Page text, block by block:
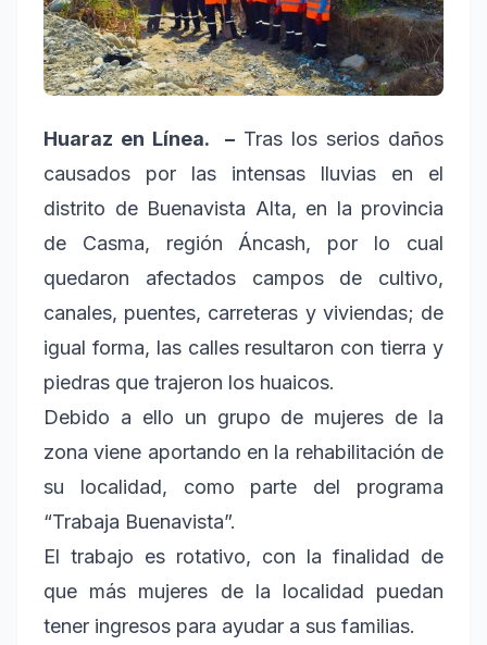
Huaraz en Línea. – Tras los serios daños
causados por las intensas lluvias en el
distrito de Buenavista Alta, en la provincia
de Casma, región Áncash, por lo cual
quedaron afectados campos de cultivo,
canales, puentes, carreteras y viviendas; de
igual forma, las calles resultaron con tierra y
piedras que trajeron los huaicos.
Debido a ello un grupo de mujeres de la
zona viene aportando en la rehabilitación de
su localidad, como parte del programa
“Trabaja Buenavista”.
El trabajo es rotativo, con la finalidad de
que más mujeres de la localidad puedan
tener ingresos para ayudar a sus familias.